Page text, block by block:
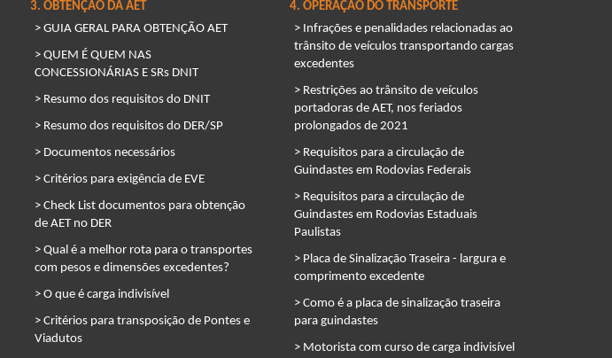
3. OBTENÇÃO DA AET
> GUIA GERAL PARA OBTENÇÃO AET
> QUEM É QUEM NAS
CONCESSIONÁRIAS E SRs DNIT
> Resumo dos requisitos do DNIT
> Resumo dos requisitos do DER/SP
> Documentos necessários
> Critérios para exigência de EVE
> Check List documentos para obtenção
de AET no DER
> Qual é a melhor rota para o transportes
com pesos e dimensões excedentes?
> O que é carga indivisível
> Critérios para transposição de Pontes e
Viadutos
4. OPERAÇÃO DO TRANSPORTE
> Infrações e penalidades relacionadas ao
trânsito de veículos transportando cargas
excedentes
> Restrições ao trânsito de veículos
portadoras de AET, nos feriados
prolongados de 2021
> Requisitos para a circulação de
Guindastes em Rodovias Federais
> Requisitos para a circulação de
Guindastes em Rodovias Estaduais
Paulistas
> Placa de Sinalização Traseira - largura e
comprimento excedente
> Como é a placa de sinalização traseira
para guindastes
> Motorista com curso de carga indivisível